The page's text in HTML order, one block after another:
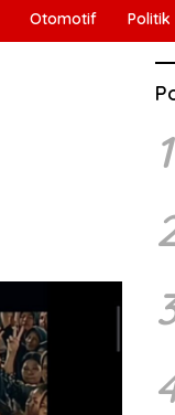
Otomotif Politik
1